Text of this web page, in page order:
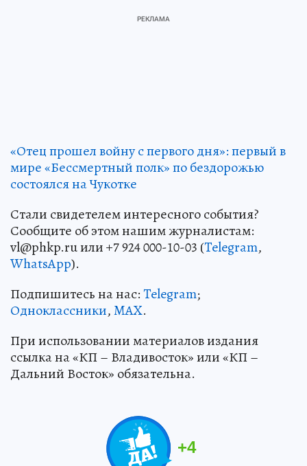
«Отец прошел войну с первого дня»: первый в
мире «Бессмертный полк» по бездорожью
состоялся на Чукотке
Стали свидетелем интересного события?
Сообщите об этом нашим журналистам:
vl@phkp.ru или +7 924 000-10-03 (Telegram,
WhatsApp).
Подпишитесь на нас:Telegram;
Одноклассники,MAX.
При использовании материалов издания
ссылка на «КП – Владивосток» или «КП –
Дальний Восток» обязательна.
+4